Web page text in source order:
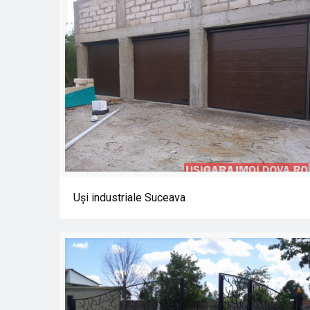
Uşi industriale Suceava
Uşi industriale Suceava